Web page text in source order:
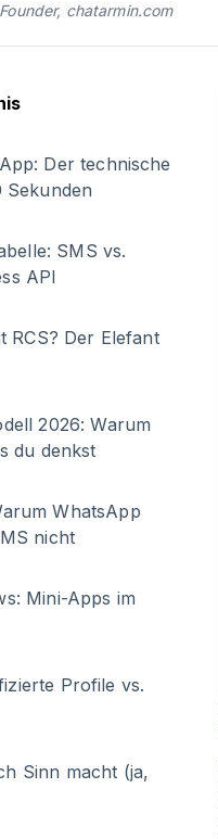
chatarmin.com
Der technische
Sekunden
SMS vs.
API
RCS? Der Elefant
2026: Warum
du denkst
WhatsApp
nicht
Mini-Apps im
Profile vs.
Sinn macht (ja,